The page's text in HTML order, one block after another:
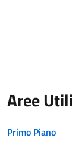
Aree Utili
Primo Piano